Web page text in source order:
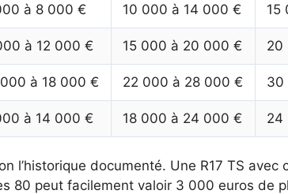
à 8 000 € 10 000 à 14 000 € 15
à 12 000 € 15 000 à 20 000 € 20
à 18 000 € 22 000 à 28 000 € 30
à 14 000 € 18 000 à 24 000 € 24
l’historique documenté. Une R17 TS avec
80 peut facilement valoir 3 000 euros de